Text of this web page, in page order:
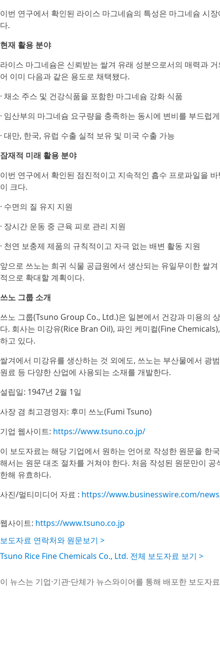
이번 연구에서 확인된 라이스 마그네슘의 특성은 마그네슘 시
다.
현재 활용 분야
라이스 마그네슘은 신뢰받는 쌀겨 유래 성분으로서의 매력과
어 이미 다음과 같은 용도로 채택됐다.
· 채소 주스 및 건강식품을 포함한 마그네슘 강화 식품
· 임산부의 마그네슘 요구량을 충족하는 동시에 변비를 부드럽
· 대만, 한국, 유럽 수출 실적 보유 및 미국 수출 가능
잠재적 미래 활용 분야
이번 연구에서 확인된 점진적이고 지속적인 흡수 프로파일을
이 크다.
· 수면의 질 유지 지원
· 장시간 운동 중 근육 피로 관리 지원
· 천연 보충제 제품의 규칙적이고 자극 없는 배변 활동 지원
앞으로 쓰노는 희귀 식물 공급원에서 생산되는 유일무이한 쌀
적으로 확대할 계획이다.
쓰노 그룹 소개
쓰노 그룹(Tsuno Group Co., Ltd.)은 일본에서 건강과 미용의
다. 회사는 미강유(Rice Bran Oil), 파인 케미컬(Fine
하고 있다.
쌀겨에서 미강유를 생산하는 것 외에도, 쓰노는 부산물에서 광
원료 등 다양한 산업에 사용되는 소재를 개발한다.
설립일: 1947년 2월 1일
사장 겸 최고경영자: 후미 쓰노(Fumi Tsuno)
기업 웹사이트: https://www.tsuno.co.jp/
이 보도자료는 해당 기업에서 원하는 언어로 작성한 원문을 한
해서는 원문 대조 절차를 거쳐야 한다. 처음 작성된 원문만이
한해 유효하다.
사진/멀티미디어 자료 : https://www.businesswire.com/
웹사이트: https://www.tsuno.co.jp
보도자료 연락처와 원문보기 >
Tsuno Rice Fine Chemicals Co., Ltd. 전체 보도자료 보기 >
이 뉴스는 기업·기관·단체가 뉴스와이어를 통해 배포한 보도자